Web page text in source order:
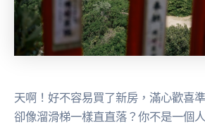
天啊！好不容易買了新房，滿心歡喜
卻像溜滑梯一樣直直落？你不是一個